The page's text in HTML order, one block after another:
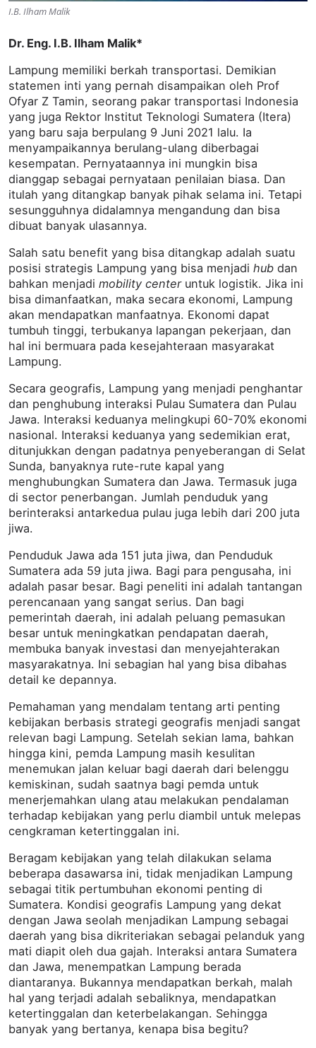
I.B. Ilham Malik
Dr. Eng. I.B. Ilham Malik*
Lampung memiliki berkah transportasi. Demikian
statemen inti yang pernah disampaikan oleh Prof
Ofyar Z Tamin, seorang pakar transportasi Indonesia
yang juga Rektor Institut Teknologi Sumatera (Itera)
yang baru saja berpulang 9 Juni 2021 lalu. Ia
menyampaikannya berulang-ulang diberbagai
kesempatan. Pernyataannya ini mungkin bisa
dianggap sebagai pernyataan penilaian biasa. Dan
itulah yang ditangkap banyak pihak selama ini. Tetapi
sesungguhnya didalamnya mengandung dan bisa
dibuat banyak ulasannya.
Salah satu benefit yang bisa ditangkap adalah suatu
posisi strategis Lampung yang bisa menjadi hub dan
bahkan menjadi mobility centeruntuk logistik. Jika ini
bisa dimanfaatkan, maka secara ekonomi, Lampung
akan mendapatkan manfaatnya. Ekonomi dapat
tumbuh tinggi, terbukanya lapangan pekerjaan, dan
hal ini bermuara pada kesejahteraan masyarakat
Lampung.
Secara geografis, Lampung yang menjadi penghantar
dan penghubung interaksi Pulau Sumatera dan Pulau
Jawa. Interaksi keduanya melingkupi 60-70% ekonomi
nasional. Interaksi keduanya yang sedemikian erat,
ditunjukkan dengan padatnya penyeberangan di Selat
Sunda, banyaknya rute-rute kapal yang
menghubungkan Sumatera dan Jawa. Termasuk juga
di sector penerbangan. Jumlah penduduk yang
berinteraksi antarkedua pulau juga lebih dari 200 juta
jiwa.
Penduduk Jawa ada 151 juta jiwa, dan Penduduk
Sumatera ada 59 juta jiwa. Bagi para pengusaha, ini
adalah pasar besar. Bagi peneliti ini adalah tantangan
perencanaan yang sangat serius. Dan bagi
pemerintah daerah, ini adalah peluang pemasukan
besar untuk meningkatkan pendapatan daerah,
membuka banyak investasi dan menyejahterakan
masyarakatnya. Ini sebagian hal yang bisa dibahas
detail ke depannya.
Pemahaman yang mendalam tentang arti penting
kebijakan berbasis strategi geografis menjadi sangat
relevan bagi Lampung. Setelah sekian lama, bahkan
hingga kini, pemda Lampung masih kesulitan
menemukan jalan keluar bagi daerah dari belenggu
kemiskinan, sudah saatnya bagi pemda untuk
menerjemahkan ulang atau melakukan pendalaman
terhadap kebijakan yang perlu diambil untuk melepas
cengkraman ketertinggalan ini.
Beragam kebijakan yang telah dilakukan selama
beberapa dasawarsa ini, tidak menjadikan Lampung
sebagai titik pertumbuhan ekonomi penting di
Sumatera. Kondisi geografis Lampung yang dekat
dengan Jawa seolah menjadikan Lampung sebagai
daerah yang bisa dikriteriakan sebagai pelanduk yang
mati diapit oleh dua gajah. Interaksi antara Sumatera
dan Jawa, menempatkan Lampung berada
diantaranya. Bukannya mendapatkan berkah, malah
hal yang terjadi adalah sebaliknya, mendapatkan
ketertinggalan dan keterbelakangan. Sehingga
banyak yang bertanya, kenapa bisa begitu?